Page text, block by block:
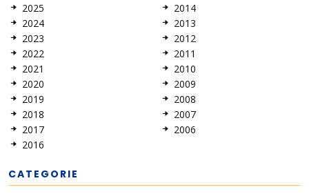
2025
2024
2023
2022
2021
2020
2019
2018
2017
2016
2014
2013
2012
2011
2010
2009
2008
2007
2006
CATEGORIE